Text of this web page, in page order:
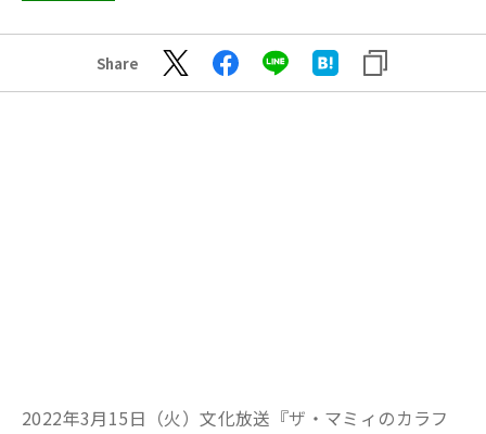
Share
2022年3月15日（火）文化放送『ザ・マミィのカラフ